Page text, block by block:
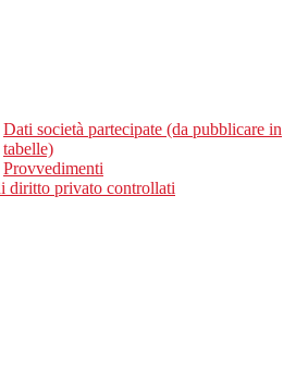
Dati società partecipate (da pubblicare in
tabelle)
Provvedimenti
diritto privato controllati